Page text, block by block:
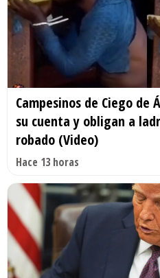
Campesinos de Ciego
su cuenta y obligan a
robado (Video)
Hace 13 horas